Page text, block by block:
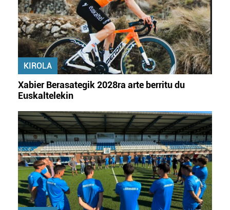
KIROLA
Xabier Berasategik 2028ra arte berritu du
Euskaltelekin